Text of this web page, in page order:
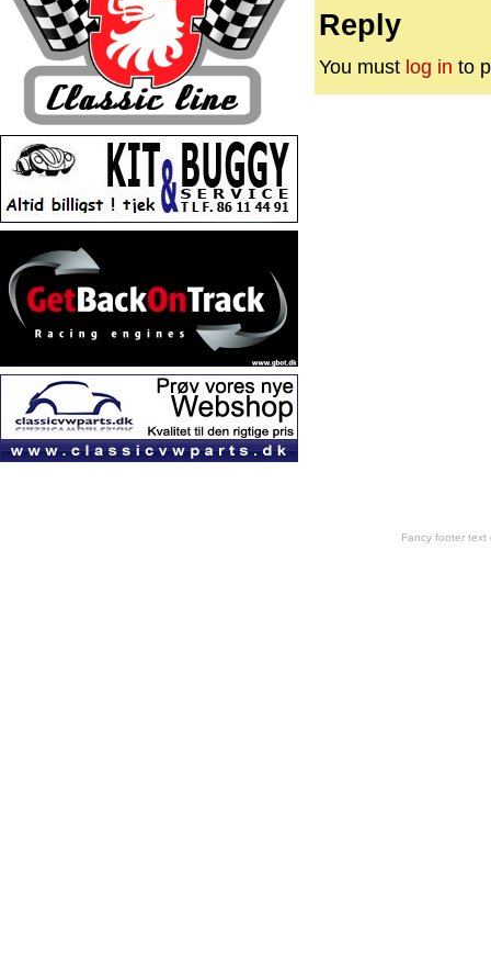
Reply
You must log in to
Fancy footer